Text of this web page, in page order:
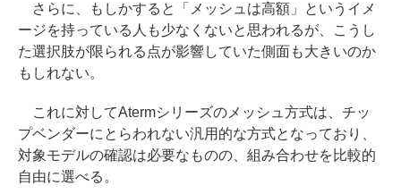
さらに、もしかすると「メッシュは高額」というイメ
ージを持っている人も少なくないと思われるが、こうし
た選択肢が限られる点が影響していた側面も大きいのか
もしれない。
これに対してAtermシリーズのメッシュ方式は、チッ
プベンダーにとらわれない汎用的な方式となっており、
対象モデルの確認は必要なものの、組み合わせを比較的
自由に選べる。